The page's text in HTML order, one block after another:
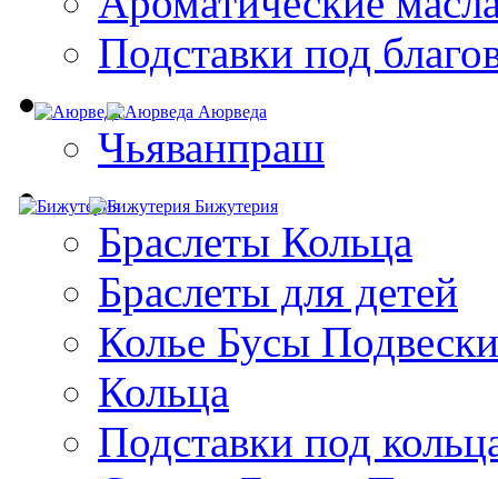
Подставки под
Аюрведа
Чьяванпраш
Бижутерия
Браслеты Кольца
Браслеты для детей
Колье Бусы Подвески
Кольца
Подставки под